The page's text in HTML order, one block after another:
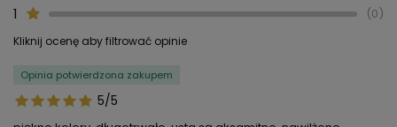
1 0
Kliknij ocenę aby filtrować opinie
5/5
Opinia potwierdzona zakupem